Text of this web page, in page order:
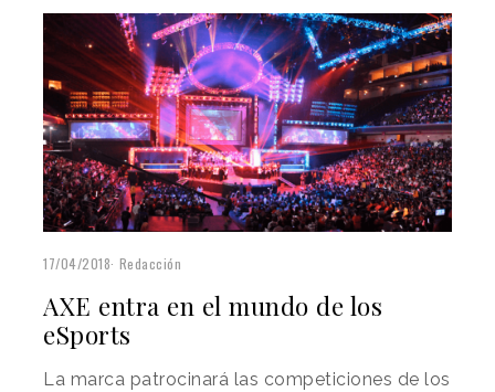
17/04/2018 Redacción
AXE entra en el mundo de los
eSports
La marca patrocinará las competiciones de los